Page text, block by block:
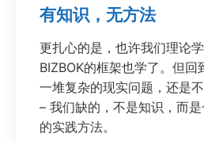
有知识，无方法
更扎心的是，也许我们理论学
BIZBOK的框架也学了。但
一堆复杂的现实问题，还是
– 我们缺的，不是知识，而
的实践方法。